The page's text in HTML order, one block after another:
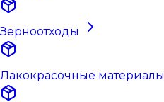
Зерноотходы
Лакокрасочные материалы